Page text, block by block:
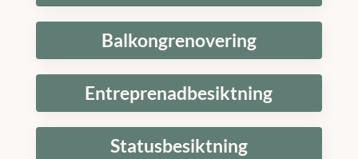
Balkongrenovering
Entreprenadbesiktning
Statusbesiktning